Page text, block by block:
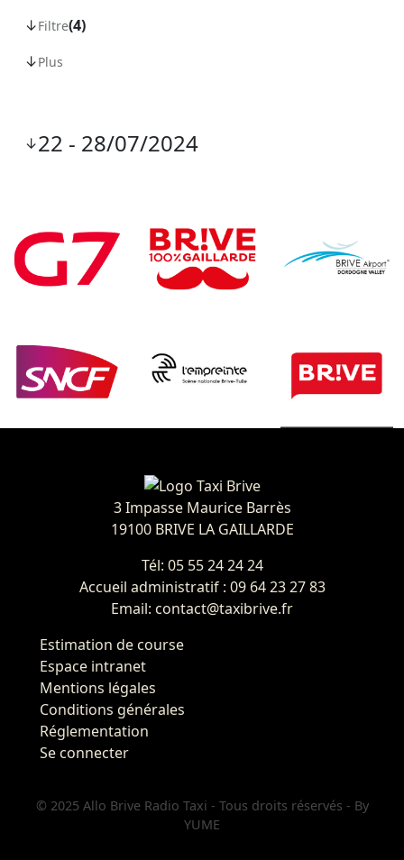
↓Filtre(4)
↓Plus
↓22 - 28/07/2024
3 Impasse Maurice Barrès
19100 BRIVE LA GAILLARDE
Tél: 05 55 24 24 24
Accueil administratif : 09 64 23 27 83
Email: contact@taxibrive.fr
Estimation de course
Espace intranet
Mentions légales
Conditions générales
Réglementation
Se connecter
© 2025 Allo Brive Radio Taxi - Tous droits réservés - By
YUME